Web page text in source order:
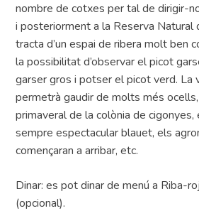
nombre de cotxes per tal de dirigir-
i posteriorment a la Reserva Natural
tracta d’un espai de ribera molt ben
la possibilitat d’observar el picot
garser gros i potser el picot verd. La
permetrà gaudir de molts més
primaveral de la colònia de cigonyes,
sempre espectacular blauet, els
començaran a arribar, etc.
Dinar: es pot dinar de menú a Riba-
(opcional).